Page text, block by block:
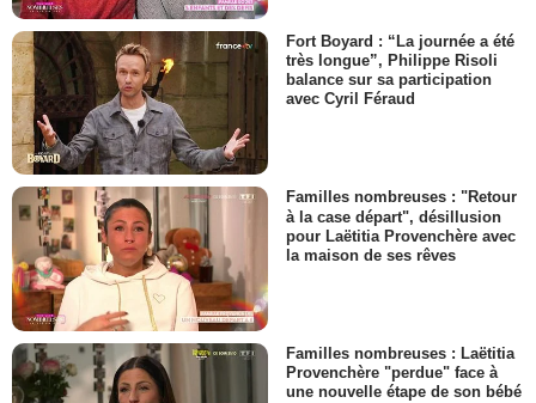
Fort Boyard : “La journée a été
très longue”, Philippe Risoli
balance sur sa participation
avec Cyril Féraud
Familles nombreuses : "Retour
à la case départ", désillusion
pour Laëtitia Provenchère avec
la maison de ses rêves
Familles nombreuses : Laëtitia
Provenchère "perdue" face à
une nouvelle étape de son bébé